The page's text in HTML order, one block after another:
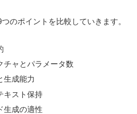
のポイントを比較していきます。
チャとパラメータ数
生成能力
キスト保持
生成の適性